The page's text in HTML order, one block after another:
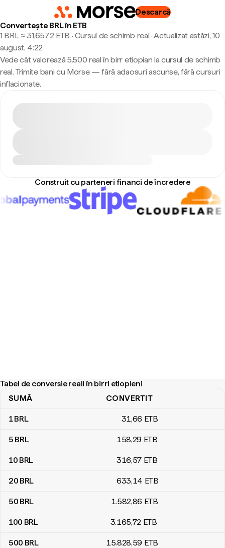
Descarcă
Convertește BRL în ETB
1 BRL ≈ 31,6572 ETB · Cursul de schimb real ·Actualizat astăzi, 10
august, 4:22
Vede cât valorează 5.500 real în birr etiopian la cursul de schimb
real. Trimite bani cu Morse — fără adaosuri ascunse, fără cursuri
inflacionate.
Construit cu parteneri financi de încredere
Tabel de conversie reali în birri etiopieni
Tabel de conversie reali în birri etiopieni
SUMĂ CONVERTIT
1BRL 31,66 ETB
5 BRL 158,29 ETB
10 BRL 316,57 ETB
20 BRL 633,14 ETB
50 BRL 1.582,86 ETB
100 BRL 3.165,72 ETB
500 BRL 15.828,59 ETB